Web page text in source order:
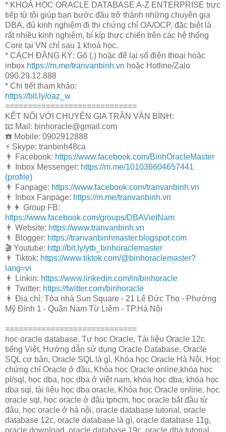
* KHOÁ HỌC ORACLE DATABASE A-Z ENTERPRISE trực
tiếp từ tôi giúp bạn bước đầu trở thành những chuyên gia
DBA, đủ kinh nghiệm đi thi chứng chỉ OA/OCP, đặc biệt là
rất nhiều kinh nghiệm, bí kíp thực chiến trên các hệ thống
Core tại VN chỉ sau 1 khoá học.
* CÁCH ĐĂNG KÝ: Gõ (.) hoặc để lại số điện thoại hoặc
inbox https://m.me/tranvanbinh.vn hoặc Hotline/Zalo
090.29.12.888
* Chi tiết tham khảo:
https://bit.ly/oaz_w
=============================
KẾT NỐI VỚI CHUYÊN GIA TRẦN VĂN BÌNH:
📧 Mail: binhoracle@gmail.com
☎️ Mobile: 0902912888
⚡️ Skype: tranbinh48ca
👨 Facebook: https://www.facebook.com/BinhOracleMaster
👨 Inbox Messenger: https://m.me/101036604657441
(profile)
👨 Fanpage: https://www.facebook.com/tranvanbinh.vn
👨 Inbox Fanpage: https://m.me/tranvanbinh.vn
👨👩 Group FB:
https://www.facebook.com/groups/DBAVietNam
👨 Website: https://www.tranvanbinh.vn
👨 Blogger: https://tranvanbinhmaster.blogspot.com
🎬 Youtube: http://bit.ly/ytb_binhoraclemaster
👨 Tiktok: https://www.tiktok.com/@binhoraclemaster?
lang=vi
👨 Linkin: https://www.linkedin.com/in/binhoracle
👨 Twitter: https://twitter.com/binhoracle
👨 Địa chỉ: Tòa nhà Sun Square - 21 Lê Đức Thọ - Phường
Mỹ Đình 1 - Quận Nam Từ Liêm - TP.Hà Nội
=============================
học oracle database, Tự học Oracle, Tài liệu Oracle 12c
tiếng Việt, Hướng dẫn sử dụng Oracle Database, Oracle
SQL cơ bản, Oracle SQL là gì, Khóa học Oracle Hà Nội, Học
chứng chỉ Oracle ở đầu, Khóa học Oracle online,khóa học
pl/sql, học dba, học dba ở việt nam, khóa học dba, khóa học
dba sql, tài liệu học dba oracle, Khóa học Oracle online, học
oracle sql, học oracle ở đâu tphcm, học oracle bắt đầu từ
đâu, học oracle ở hà nội, oracle database tutorial, oracle
database 12c, oracle database là gì, oracle database 11g,